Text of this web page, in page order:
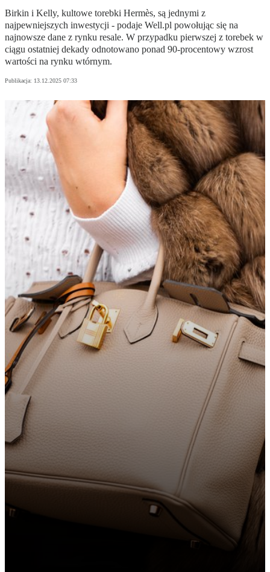
Birkin i Kelly, kultowe torebki Hermès, są jednymi z
najpewniejszych inwestycji - podaje Well.pl powołując się na
najnowsze dane z rynku resale. W przypadku pierwszej z torebek w
ciągu ostatniej dekady odnotowano ponad 90-procentowy wzrost
wartości na rynku wtórnym.
Publikacja: 13.12.2025 07:33